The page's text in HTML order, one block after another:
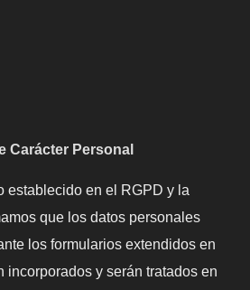
Carácter Personal
establecido en el RGPD y la
que los datos personales
los formularios extendidos en
incorporados y serán tratados en